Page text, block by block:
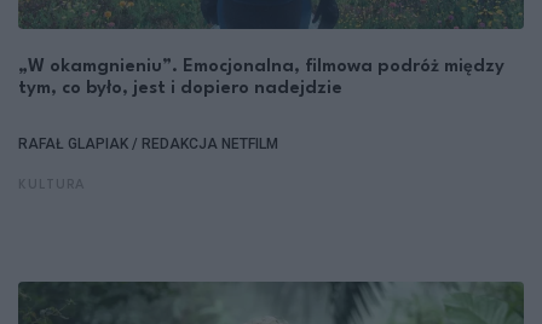
„W okamgnieniu”. Emocjonalna, filmowa podróż między
tym, co było, jest i dopiero nadejdzie
RAFAŁ GLAPIAK / REDAKCJA NETFILM